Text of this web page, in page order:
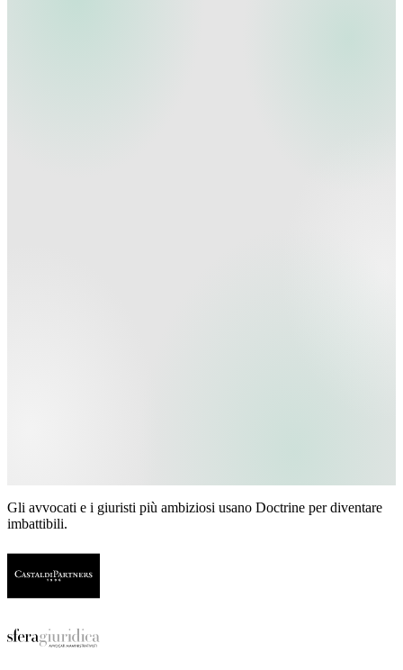
Gli avvocati e i giuristi più ambiziosi usano Doctrine per diventare
imbattibili.